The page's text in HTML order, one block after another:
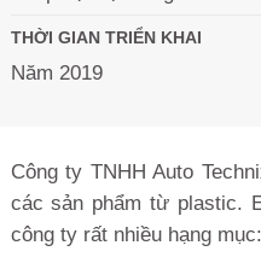
THỜI GIAN TRIỂN KHAI
Năm 2019
Công ty TNHH Auto
các sản phẩm từ plastic.
công ty rất nhiều hạng mục: